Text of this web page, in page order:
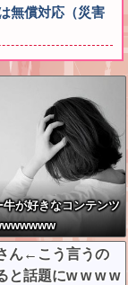
無償対応（災害
牛が好きなコンテンツ
ん←こう言うの
と話題にw w w w